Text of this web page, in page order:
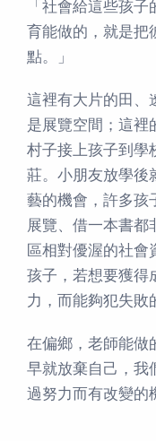
「社會給這些孩
育能做的，就是把
點。」
這裡有大片的田、
是展覽空間；這裡
村子接上孩子到學
莊。小朋友放學後
藝的機會，許多孩
展覽、借一本書都
區相對優渥的社會
孩子，若想要獲得
力，而能夠犯失敗
在偏鄉，老師能做
早就放棄自己，我
過努力而有改變的